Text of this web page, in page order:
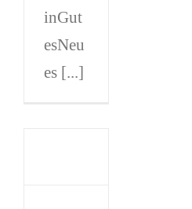
inGut
esNeu
es [...]